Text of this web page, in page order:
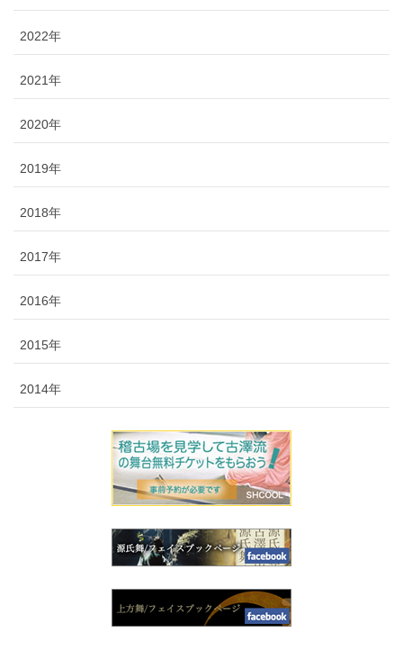
2022年
2021年
2020年
2019年
2018年
2017年
2016年
2015年
2014年